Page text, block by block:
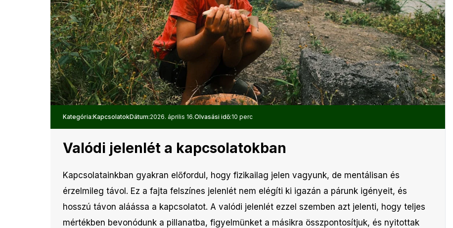
Kategória:KapcsolatokDátum:2026. április 16.Olvasási idő:10 perc
Valódi jelenlét a kapcsolatokban
Kapcsolatainkban gyakran előfordul, hogy fizikailag jelen vagyunk, de mentálisan és
érzelmileg távol. Ez a fajta felszínes jelenlét nem elégíti ki igazán a párunk igényeit, és
hosszú távon aláássa a kapcsolatot. A valódi jelenlét ezzel szemben azt jelenti, hogy teljes
mértékben bevonódunk a pillanatba, figyelmünket a másikra összpontosítjuk, és nyitottak